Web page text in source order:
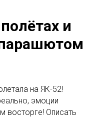
и
на ЯК-52!
эмоции
восторге! Описать